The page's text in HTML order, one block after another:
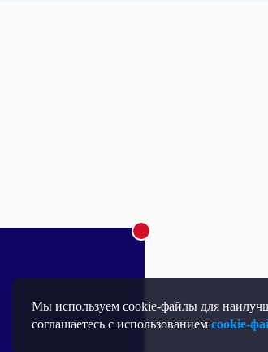
Мы используем cookie-файлы для
соглашаетесь с использованиемcookie-